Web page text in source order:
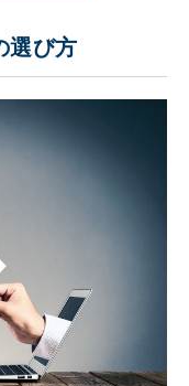
選び方